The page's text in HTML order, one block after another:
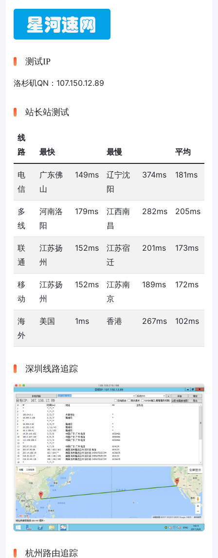
测试IP
洛杉矶QN：107.150.12.89
站长站测试
线
路
最快 最慢 平均
电
信
广东佛
山
149ms
辽宁沈
阳
374ms 181ms
多
线
河南洛
阳
179ms
江西南
昌
282ms 205ms
联
通
江苏扬
州
152ms
江苏宿
迁
201ms 173ms
移
动
江苏扬
州
152ms
江苏南
京
189ms 172ms
海
外
美国 1ms 香港 267ms 102ms
深圳线路追踪
杭州路由追踪